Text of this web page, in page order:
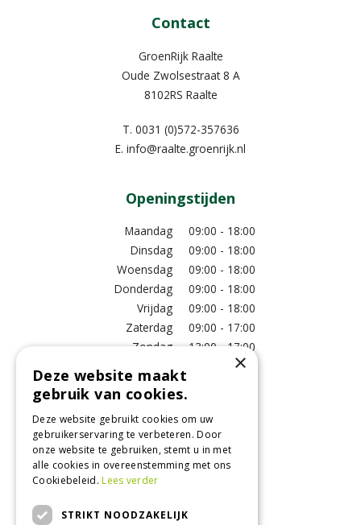
Contact
GroenRijk Raalte
Oude Zwolsestraat 8 A
8102RS Raalte
T. 0031 (0)572-357636
E. info@raalte.groenrijk.nl
Openingstijden
Maandag
09:00 - 18:00
Dinsdag
09:00 - 18:00
Woensdag
09:00 - 18:00
Donderdag
09:00 - 18:00
Vrijdag
09:00 - 18:00
Zaterdag
09:00 - 17:00
Zondag
13:00 - 17:00
Meer vestigingsinformatie >
Informatie
Over ons
Algemene voorwaarden
Verzend- en retourregeling
×
Deze website maakt
gebruik van cookies.
Deze website gebruikt cookies om uw
gebruikerservaring te verbeteren. Door
onze website te gebruiken, stemt u in met
alle cookies in overeenstemming met ons
Cookiebeleid.Lees verder
STRIKT NOODZAKELIJK